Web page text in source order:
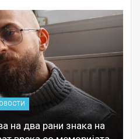
на два рани знака на